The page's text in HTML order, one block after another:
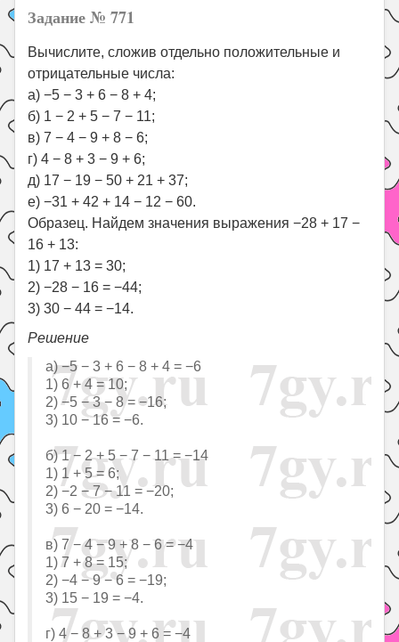
Задание № 771
Вычислите, сложив отдельно положительные и
отрицательные числа:
а) −5 − 3 + 6 − 8 + 4;
б) 1 − 2 + 5 − 7 − 11;
в) 7 − 4 − 9 + 8 − 6;
г) 4 − 8 + 3 − 9 + 6;
д) 17 − 19 − 50 + 21 + 37;
е) −31 + 42 + 14 − 12 − 60.
Образец. Найдем значения выражения −28 + 17 −
16 + 13:
1) 17 + 13 = 30;
2) −28 − 16 = −44;
3) 30 − 44 = −14.
Решение
а) −5 − 3 + 6 − 8 + 4 = −6
1) 6 + 4 = 10;
2) −5 − 3 − 8 = −16;
3) 10 − 16 = −6.
б) 1 − 2 + 5 − 7 − 11 = −14
1) 1 + 5 = 6;
2) −2 − 7 − 11 = −20;
3) 6 − 20 = −14.
в) 7 − 4 − 9 + 8 − 6 = −4
1) 7 + 8 = 15;
2) −4 − 9 − 6 = −19;
3) 15 − 19 = −4.
г) 4 − 8 + 3 − 9 + 6 = −4